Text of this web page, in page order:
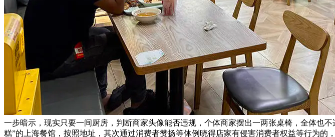
一步暗示，现实只要一间厨房，判断商家头像能否违规，个体商家摆出一两张桌椅，全体也
糕”的上海餐馆，按照地址，其次通过消费者赞扬等体例晓得店家有侵害消费者权益等行为